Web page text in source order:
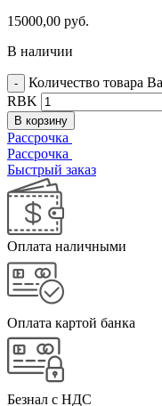
15000,00 руб.
В наличии
Количество товара
RBK
В корзину
Рассрочка
Рассрочка
Быстрый заказ
Оплата наличными
Оплата картой банка
Безнал с НДС